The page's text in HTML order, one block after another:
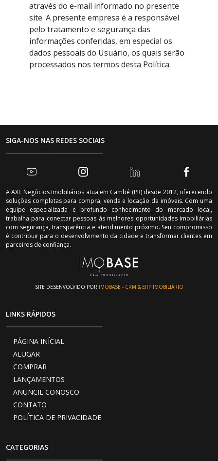
através do e-mail informado no presente
site. A presente empresa é a responsável
pelo tratamento e segurança das
informações conferidas, em especial os
dados pessoais do Usuário, os quais serão
processados nos termos desta Política.
SIGA-NOS NAS REDES SOCIAIS
A AXE Negócios Imobiliários atua em Cambé (PR) desde 2012, oferecendo
soluções completas para compra, venda e locação de imóveis. Com uma
equipe especializada e profundo conhecimento do mercado local,
trabalha para conectar pessoas às melhores oportunidades imobiliárias
com segurança, transparência e atendimento próximo. Seu compromisso
é contribuir para o desenvolvimento da cidade e transformar clientes em
parceiros de confiança.
SITE DESENVOLVIDO POR IMOBASE - CRM & ERP IMOBILIÁRIO
LINKS RÁPIDOS
PÁGINA INÍCIAL
ALUGAR
COMPRAR
LANÇAMENTOS
ANUNCIE CONOSCO
CONTATO
POLÍTICA DE PRIVACIDADE
CATEGORIAS